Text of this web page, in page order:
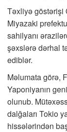
Təxliyə göstərişi
Miyazaki
sahilyanı
şəxslərə dərhal
ediblər.
Məlumata görə,
Yaponiyanın
olunub.
dalğaları Tokio
hissələrindən